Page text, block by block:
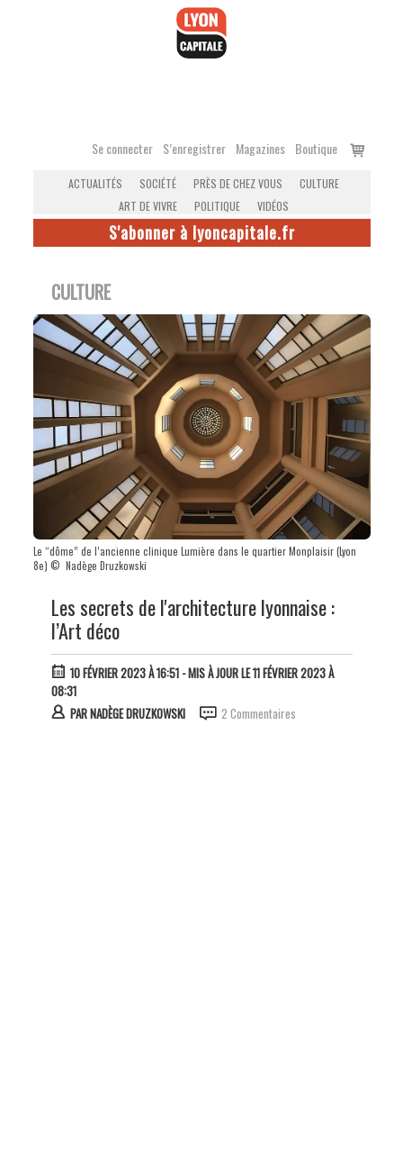
Se connecter S’enregistrer Magazines Boutique
Voir
ACTUALITÉS SOCIÉTÉ PRÈS DE CHEZ VOUS
CULTURE
ART DE VIVRE
POLITIQUE VIDÉOS
S'abonner à lyoncapitale.fr
CULTURE
Le “dôme” de l’ancienne clinique Lumière dans le quartier Monplaisir (Lyon
8e) © Nadège Druzkowski
Les secrets de l'architecture lyonnaise :
l’Art déco
10 FÉVRIER 2023 À 16:51- MIS À JOUR LE 11 FÉVRIER 2023 À
08:31
PARNADÈGE DRUZKOWSKI 2 Commentaires